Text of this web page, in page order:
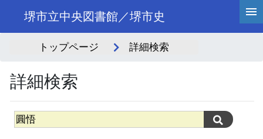
堺市立中央図書館／堺市史
トップページ 詳細検索
詳細検索